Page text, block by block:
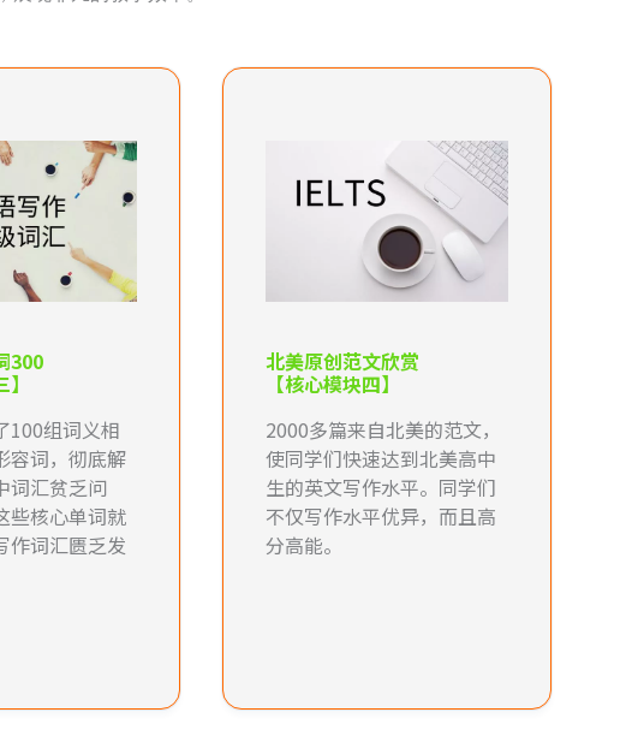
300
100组词义相
容词，彻底解
词汇贫乏问
些核心单词就
作词汇匮乏发
北美原创范文欣赏
【核心模块四】
2000多篇来自北美的范文，
使同学们快速达到北美高中
生的英文写作水平。同学们
不仅写作水平优异，而且高
分高能。